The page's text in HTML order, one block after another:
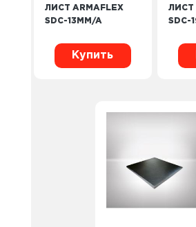
ЛИСТ ARMAFLEX
SDC-13MM/A
Купить
ЛИСТ
SDC-